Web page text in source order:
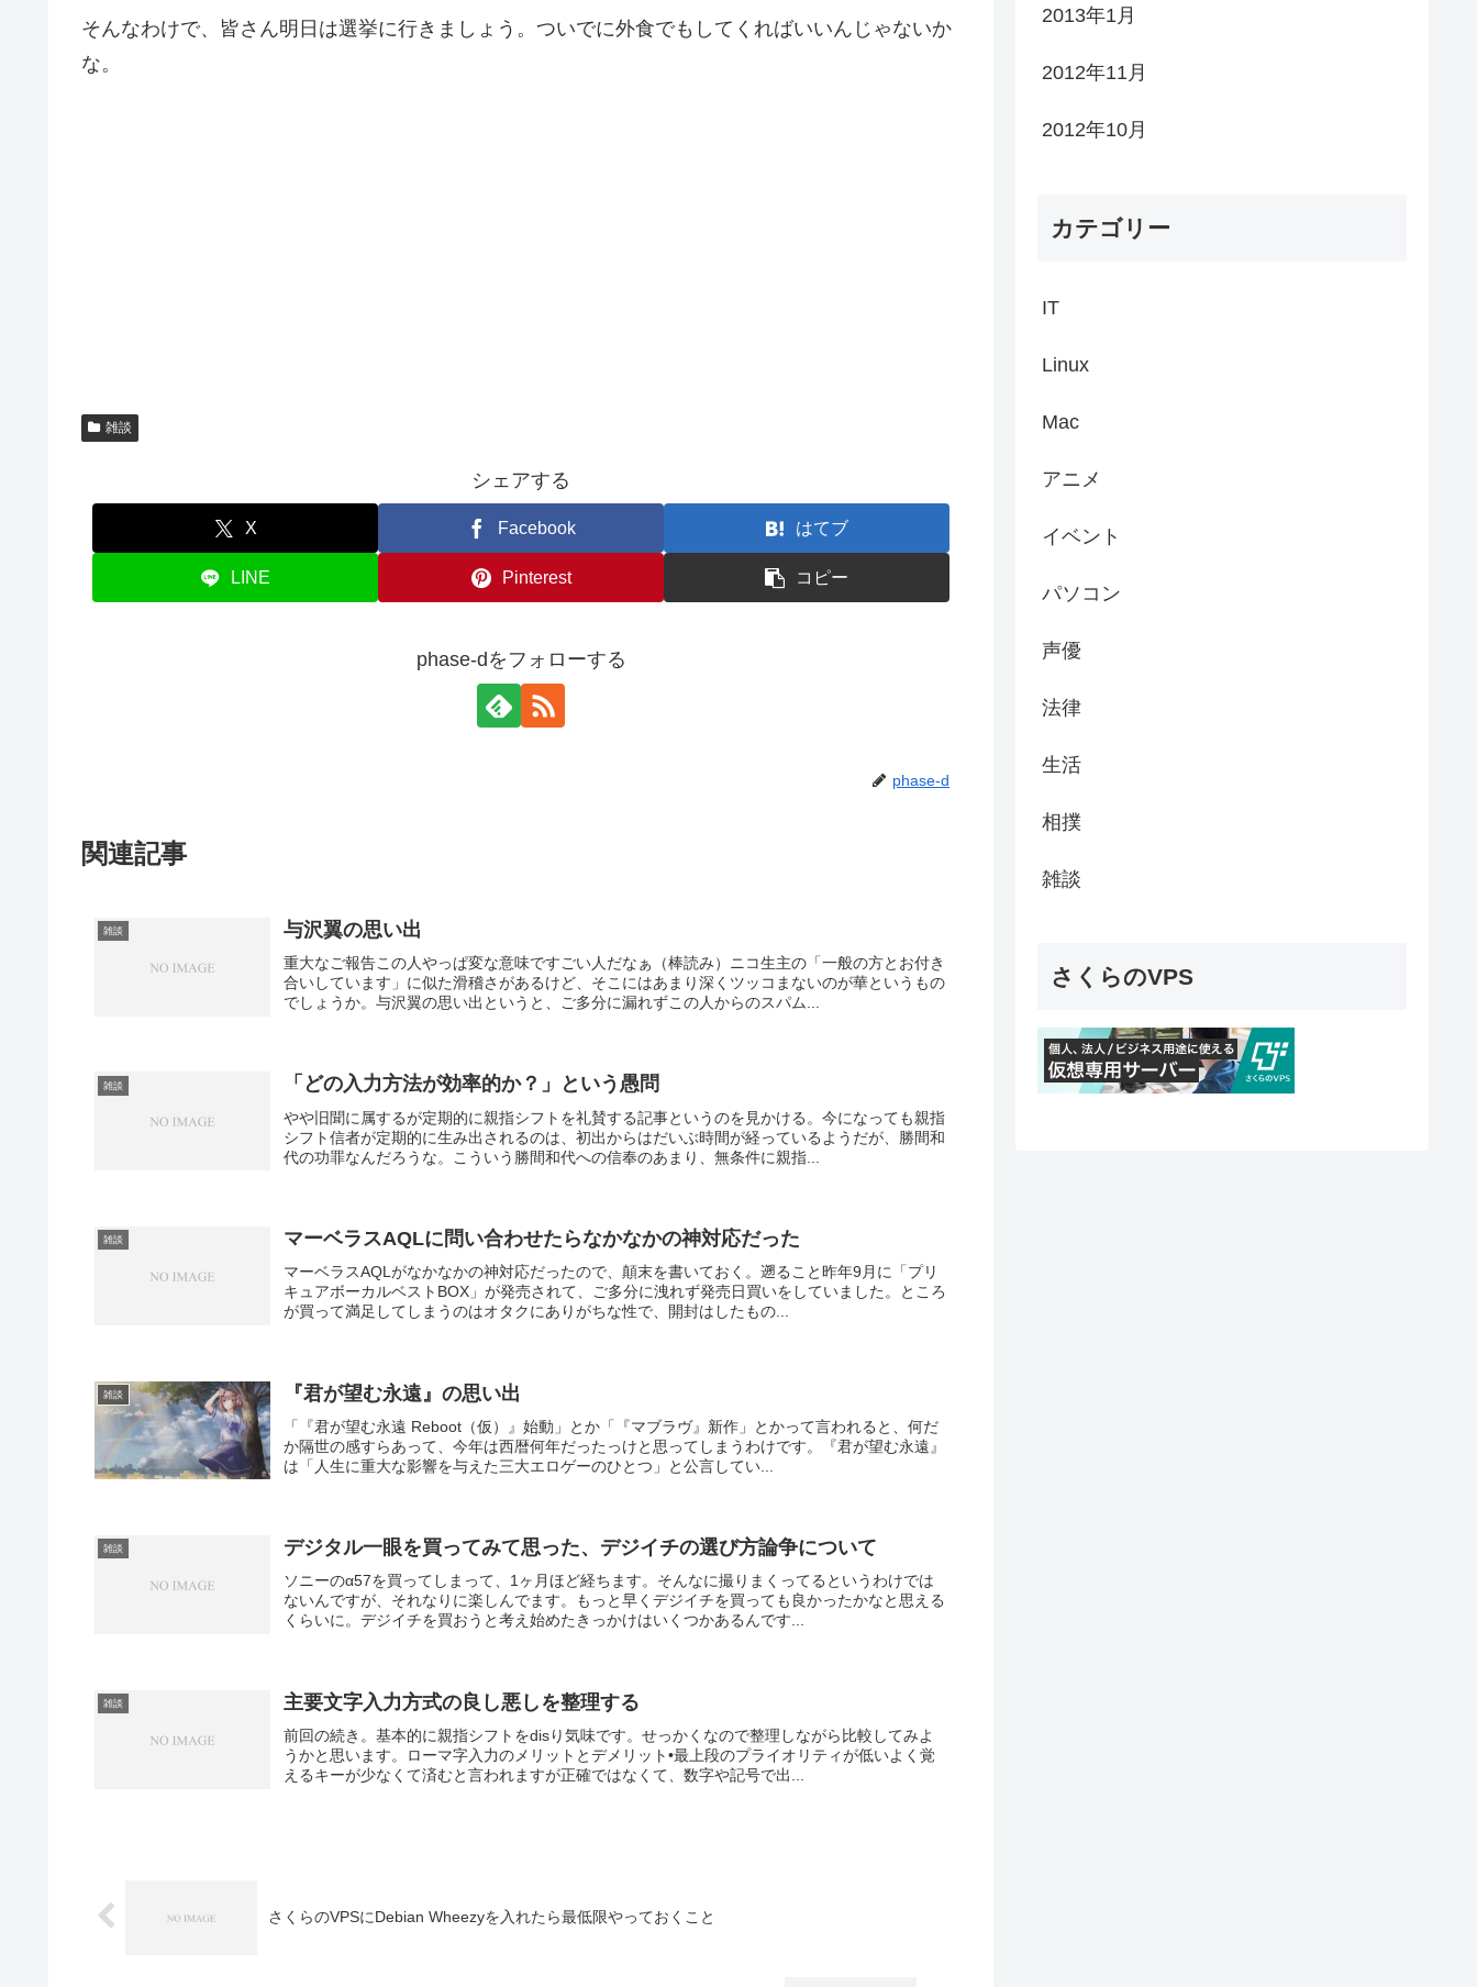
そんなわけで、皆さん明日は選挙に行きましょう。ついでに外食でもしてくればいいんじゃないか
な。
雑談
シェアする
X Facebook はてブ
LINE Pinterest コピー
phase-dをフォローする
phase-d
関連記事
雑談 与沢翼の思い出
重大なご報告この人やっぱ変な意味ですごい人だなぁ（棒読み）ニコ生主の「一般の方とお付き
合いしています」に似た滑稽さがあるけど、そこにはあまり深くツッコまないのが華というもの
でしょうか。与沢翼の思い出というと、ご多分に漏れずこの人からのスパム...
雑談 「どの入力方法が効率的か？」という愚問
やや旧聞に属するが定期的に親指シフトを礼賛する記事というのを見かける。今になっても親指
シフト信者が定期的に生み出されるのは、初出からはだいぶ時間が経っているようだが、勝間和
代の功罪なんだろうな。こういう勝間和代への信奉のあまり、無条件に親指...
雑談 マーベラスAQLに問い合わせたらなかなかの神対応だった
マーベラスAQLがなかなかの神対応だったので、顛末を書いておく。遡ること昨年9月に「プリ
キュアボーカルベストBOX」が発売されて、ご多分に洩れず発売日買いをしていました。ところ
が買って満足してしまうのはオタクにありがちな性で、開封はしたもの...
雑談 『君が望む永遠』の思い出
「『君が望む永遠 Reboot（仮）』始動」とか「『マブラヴ』新作」とかって言われると、何だ
か隔世の感すらあって、今年は西暦何年だったっけと思ってしまうわけです。『君が望む永遠』
は「人生に重大な影響を与えた三大エロゲーのひとつ」と公言してい...
雑談 デジタル一眼を買ってみて思った、デジイチの選び方論争について
ソニーのα57を買ってしまって、1ヶ月ほど経ちます。そんなに撮りまくってるというわけでは
ないんですが、それなりに楽しんでます。もっと早くデジイチを買っても良かったかなと思える
くらいに。デジイチを買おうと考え始めたきっかけはいくつかあるんです...
雑談 主要文字入力方式の良し悪しを整理する
前回の続き。基本的に親指シフトをdisり気味です。せっかくなので整理しながら比較してみよ
うかと思います。ローマ字入力のメリットとデメリット•最上段のプライオリティが低いよく覚
えるキーが少なくて済むと言われますが正確ではなくて、数字や記号で出...
さくらのVPSにDebian Wheezyを入れたら最低限やっておくこと
2013年1月
2012年11月
2012年10月
カテゴリー
IT
Linux
Mac
アニメ
イベント
パソコン
声優
法律
生活
相撲
雑談
さくらのVPS